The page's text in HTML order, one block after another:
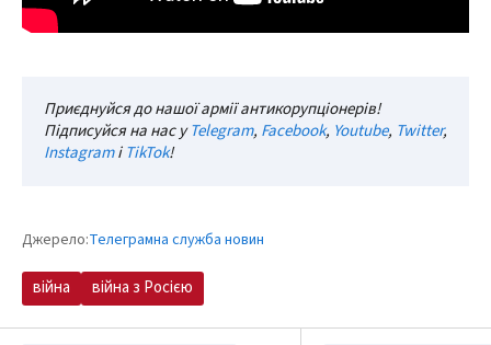
Приєднуйся до нашої армії антикорупціонерів!
Підписуйся на нас уTelegram, Facebook, Youtube, Twitter,
InstagramіTikTok!
Джерело:Телеграмна служба новин
війна війна з Росією